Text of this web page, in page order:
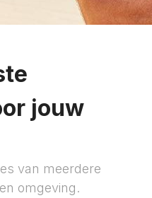
jouw
van meerdere
en omgeving.